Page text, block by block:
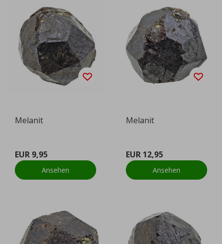
Melanit
EUR 9,95
Ansehen
Melanit
EUR 12,95
Ansehen